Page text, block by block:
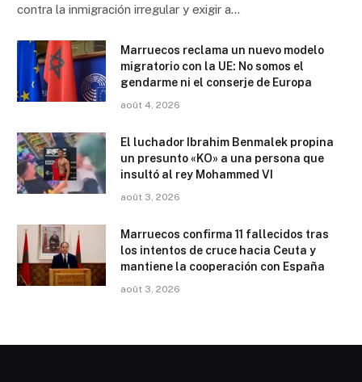
contra la inmigración irregular y exigir a…
Marruecos reclama un nuevo modelo
migratorio con la UE: No somos el
gendarme ni el conserje de Europa
août 4, 2026
El luchador Ibrahim Benmalek propina
un presunto «KO» a una persona que
insultó al rey Mohammed VI
août 3, 2026
Marruecos confirma 11 fallecidos tras
los intentos de cruce hacia Ceuta y
mantiene la cooperación con España
août 3, 2026